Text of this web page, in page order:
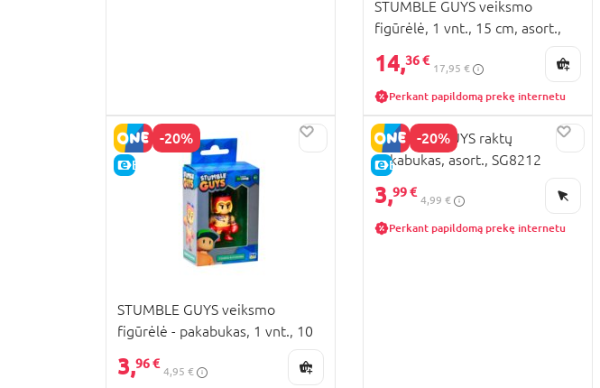
STUMBLE GUYS veiksmo
figūrėlė, 1 vnt., 15 cm, asort.,
14,36 €
17,95 €
Perkant papildomą prekę internetu
-20%
E-KAINA
STUMBLE GUYS veiksmo
figūrėlė - pakabukas, 1 vnt., 10
3,96 €
4,95 €
-20%
E-KAINA
STUMBLE GUYS raktų
pakabukas, asort., SG8212
3,99 €
4,99 €
Perkant papildomą prekę internetu